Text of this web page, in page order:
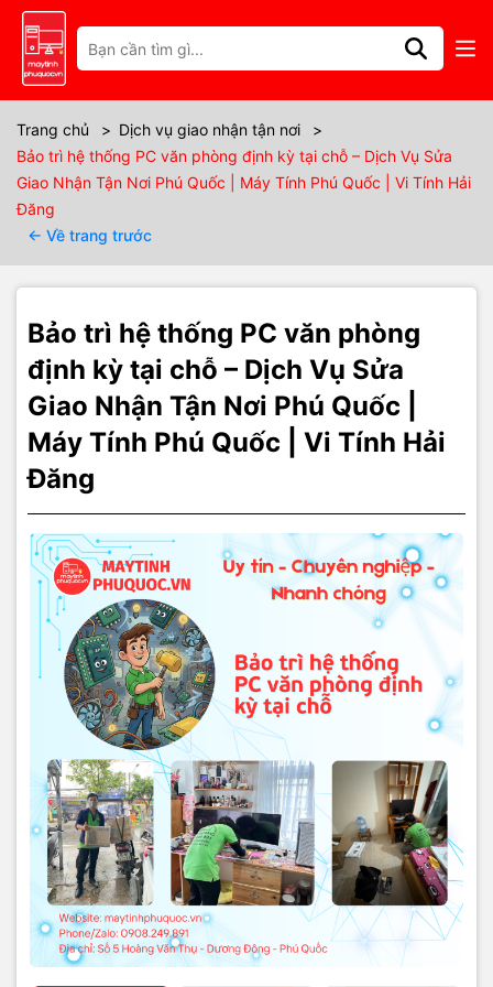
Trang chủ > Dịch vụ giao nhận tận nơi
>
Bảo trì hệ thống PC văn phòng định kỳ tại chỗ – Dịch Vụ Sửa
Giao Nhận Tận Nơi Phú Quốc | Máy Tính Phú Quốc | Vi Tính Hải
Đăng
← Về trang trước
Bảo trì hệ thống PC văn phòng
định kỳ tại chỗ – Dịch Vụ Sửa
Giao Nhận Tận Nơi Phú Quốc |
Máy Tính Phú Quốc | Vi Tính Hải
Đăng
Thông số kỹ thuật
🖥️ Bảo trì hệ thống PC văn phòng
định kỳ tại chỗ – Ổn định, tiết kiệm,
hiệu quả lâu dài
rất dễ xuống cấp, chạy chậm, phát sinh lỗi phần mềm, ảnh hưởng
trực tiếp đến hiệu suất làm việc và tiến độ công việc chung.
Vi Tính Hải Đăng cung cấpdịch vụ bảo trì hệ thống PC văn phòng
định kỳ tại chỗ tại Phú Quốc
, giúp doanh nghiệp chủ động kiểm
soát tình trạng máy tính, hạn chế sự cố và tiết kiệm chi phí sửa
chữa lâu dài.
❗ Nguyên nhân khiến hệ
thống PC văn phòng nhanh
xuống cấp
- Máy tính hoạt động liên tục nhiều giờ mỗi ngày.
- Nhiều người sử dụng chung, cài đặt phần mềm không kiểm soát.
- PC không được vệ sinh, bảo dưỡng định kỳ.
- Windows và phần mềm không được tối ưu thường xuyên.
- Nhiệt độ môi trường cao, bụi bẩn nhiều.
- Không có bộ phận IT theo dõi, kiểm tra hệ thống.
⚠️ Dấu hiệu cho thấy văn
phòng cần bảo trì PC định kỳ